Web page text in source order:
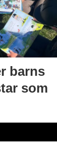
barns
som